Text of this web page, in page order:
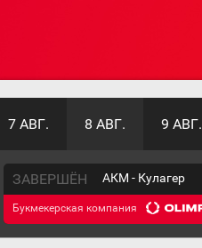
7 АВГ. 8 АВГ. 9 АВГ.
ЗАВЕРШЁН АКМ - Кулагер
Букмекерская компания